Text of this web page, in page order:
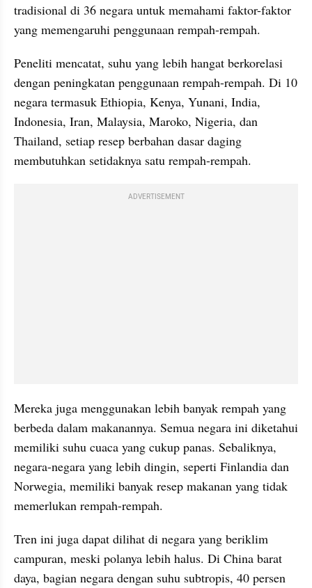
tradisional di 36 negara untuk memahami faktor-faktor
yang memengaruhi penggunaan rempah-rempah.
Peneliti mencatat, suhu yang lebih hangat berkorelasi
dengan peningkatan penggunaan rempah-rempah. Di 10
negara termasuk Ethiopia, Kenya, Yunani, India,
Indonesia, Iran, Malaysia, Maroko, Nigeria, dan
Thailand, setiap resep berbahan dasar daging
membutuhkan setidaknya satu rempah-rempah.
ADVERTISEMENT
Mereka juga menggunakan lebih banyak rempah yang
berbeda dalam makanannya. Semua negara ini diketahui
memiliki suhu cuaca yang cukup panas. Sebaliknya,
negara-negara yang lebih dingin, seperti Finlandia dan
Norwegia, memiliki banyak resep makanan yang tidak
memerlukan rempah-rempah.
Tren ini juga dapat dilihat di negara yang beriklim
campuran, meski polanya lebih halus. Di China barat
daya, bagian negara dengan suhu subtropis, 40 persen